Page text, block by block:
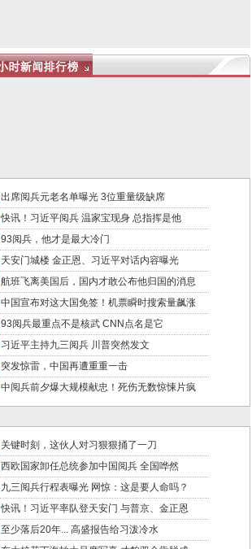
出席阅兵元老名单曝光 3位重量级缺席
快讯！习近平阅兵 温家宝现身 总指挥是他
93阅兵，他才是最大冷门
天安门城楼 金正恩、习近平对话内容曝光
航班飞离美国后，国内才敢公布他归国的消息
中国宣布对这大国免签！机票瞬时搜索量飙涨
93阅兵最重点不是核武 CNN点名是它
习近平主持九三阅兵 川普突然发文
突发惊雷，中国再遭重重一击
中阅兵前夕爆大规模献忠！死伤无数惊悚片疯
关键时刻，这伙人对习狠狠捅了一刀
西欧国家卸任总统参加中国阅兵 全国哗然
九三阅兵行程表曝光 网惊：这是要人命吗？
快讯！习近平率队登天安门 与普京、金正恩
至少落后20年... 高盛报告给习泼冷水